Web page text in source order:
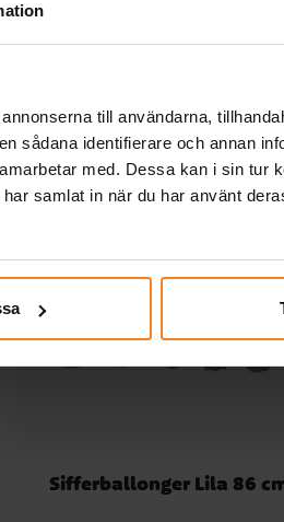
till användarna,
sådana identifierare och annan
med. Dessa kan i sin tur
samlat in när du har använt
Sifferballonger Lila 86